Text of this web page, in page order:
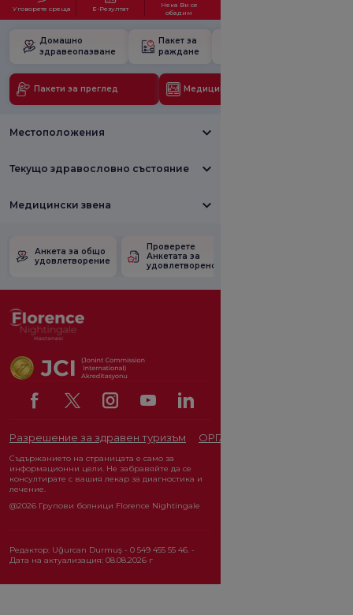
Уговорете среща Е-Резултат
Нека Ви се
обадим
Домашно
здравеопазване
Пакет за
раждане
Пакети за преглед Медицински технологии
Местоположения
Текущо здравословно състояние
Медицински звена
Анкета за общо
удовлетворение
Проверете
Анкетата за
удовлетвореност.
Разрешение за здравен туризъм ОРГАН ЗА ЗАЩИТА НА
Съдържанието на страницата е само за
информационни цели. Не забравяйте да се
консултирате с вашия лекар за диагностика и
лечение.
@2026 Групови болници Florence Nightingale
Редактор: Uğurcan Durmuş - 0 549 455 55 46. -
Дата на актуализация: 08.08.2026 г